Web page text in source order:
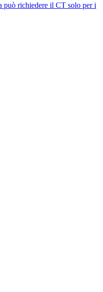
può richiedere il CT solo per i